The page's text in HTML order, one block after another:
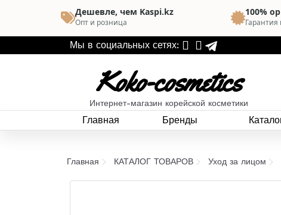
Дешевле, чем Kaspi.kz
Опт и розница
100%
Гарантия
Мы в социальных сетях:
Koko-cosmetics
Интернет-магазин корейской косметики
Главная Бренды
Главная КАТАЛОГ ТОВАРОВ Уход за лицом